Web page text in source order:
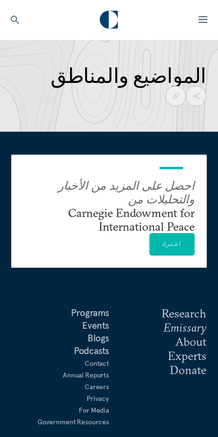
المواضيع والمناطق
Research
Emissary
About
Experts
Donate
Programs
Events
Blogs
Podcasts
Contact
Annual Reports
Careers
Privacy
For Media
Government Resources
احصل على المزيد من الأخبار
والتحليلات من
Carnegie Endowment for
International Peace
اشترك